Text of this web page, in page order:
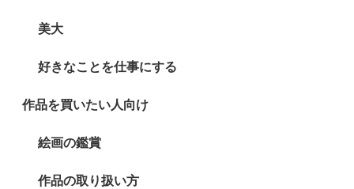
美大
好きなことを仕事にする
作品を買いたい人向け
絵画の鑑賞
作品の取り扱い方